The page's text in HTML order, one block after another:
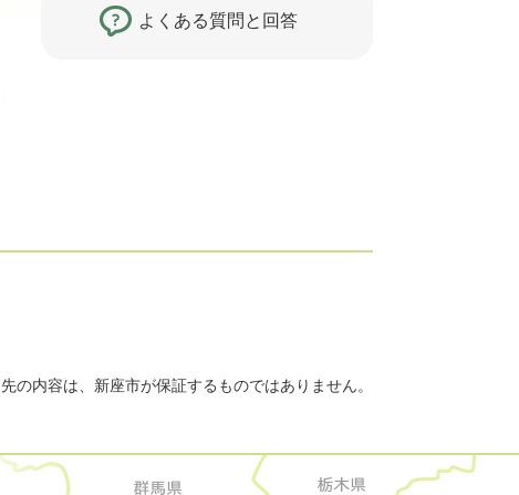
よくある質問と回答
の内容は、新座市が保証するものではありません。